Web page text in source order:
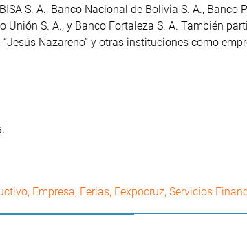
S. A., Banco Nacional de Bolivia S. A., Banco
Unión S. A., y Banco Fortaleza S. A. También
Nazareno” y otras instituciones como
, Empresa, Ferias, Fexpocruz, Servicios